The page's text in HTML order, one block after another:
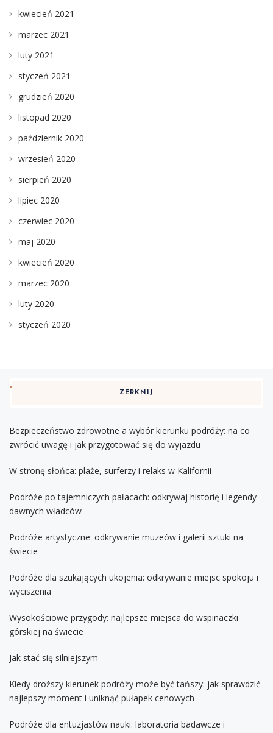
kwiecień 2021
marzec 2021
luty 2021
styczeń 2021
grudzień 2020
listopad 2020
październik 2020
wrzesień 2020
sierpień 2020
lipiec 2020
czerwiec 2020
maj 2020
kwiecień 2020
marzec 2020
luty 2020
styczeń 2020
ZERKNIJ
Bezpieczeństwo zdrowotne a wybór kierunku podróży: na co
zwrócić uwagę i jak przygotować się do wyjazdu
W stronę słońca: plaże, surferzy i relaks w Kalifornii
Podróże po tajemniczych pałacach: odkrywaj historię i legendy
dawnych władców
Podróże artystyczne: odkrywanie muzeów i galerii sztuki na
świecie
Podróże dla szukających ukojenia: odkrywanie miejsc spokoju i
wyciszenia
Wysokościowe przygody: najlepsze miejsca do wspinaczki
górskiej na świecie
Jak stać się silniejszym
Kiedy droższy kierunek podróży może być tańszy: jak sprawdzić
najlepszy moment i uniknąć pułapek cenowych
Podróże dla entuzjastów nauki: laboratoria badawcze i